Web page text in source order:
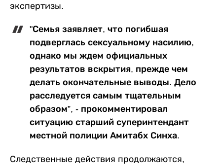
экспертизы.
"Семья заявляет, что погибшая
подверглась сексуальному насилию,
однако мы ждем официальных
результатов вскрытия, прежде чем
делать окончательные выводы. Дело
расследуется самым тщательным
образом”, - прокомментировал
ситуацию старший суперинтендант
местной полиции Амитабх Синха.
Следственные действия продолжаются,